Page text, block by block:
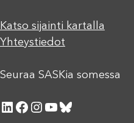
Katso sijainti kartalla
Yhteystiedot
Seuraa SASKia somessa
LinkedIn Facebook Instagram YouTube Bluesky